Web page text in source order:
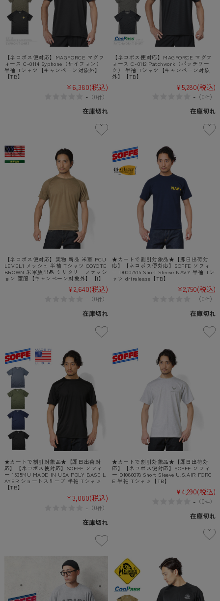
【ネコポス便対応】MAGFORCE マグフ
ォース C-0114 Syphone（サイフォン）
半袖 Tシャツ【キャンペーン対象外】
【TB】
¥6,380(税込)
-（0件）
在庫切れ
【ネコポス便対応】MAGFORCE マグフ
ォース C-0112 Patchwork（パッチワー
ク） 半袖 Tシャツ【キャンペーン対象
外】【TB】
¥5,280(税込)
- （0件）
在庫切れ
【ネコポス便対応】実物 新品 米軍 PCU
LEVEL1 メッシュ 半袖 Tシャツ COYOTE
BROWN 米軍放出品 ミリタリーファッシ
ョン 軍服【キャンペーン対象外】【I】
¥2,640(税込)
-（0件）
在庫切れ
★カートで割引対象品★【即日出荷対
応】【ネコポス便対応】SOFFE ソフィ
ー D0007515 Short Sleeve NAVY 半袖 Tシ
ャツ drirelease【TB】
¥2,750(税込)
- （0件）
在庫切れ
★カートで割引対象品★【即日出荷対
応】【ネコポス便対応】SOFFE ソフィ
ー 1535MU MADE IN USA POLY BASE L
AYER ショートスリーブ 半袖 Tシャツ
【TB】
¥3,080(税込)
-（0件）
在庫切れ
★カートで割引対象品★【即日出荷対
応】【ネコポス便対応】SOFFE ソフィ
ー D1080078 Short Sleeve U.S.AIR FORC
E 半袖 Tシャツ【TB】
¥4,290(税込)
- （0件）
在庫切れ